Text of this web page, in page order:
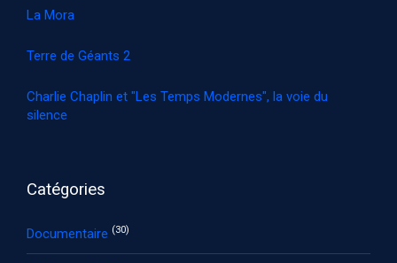
La Mora
Terre de Géants 2
Charlie Chaplin et "Les Temps Modernes", la voie du
silence
Catégories
Documentaire (30)